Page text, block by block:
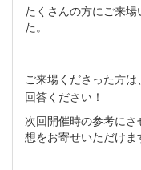
たくさんの方にご来
た。
ご来場くださった方は
回答ください！
次回開催時の参考に
想をお寄せいただけま